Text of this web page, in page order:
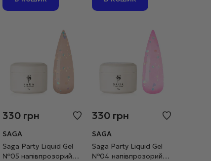
330 грн
SAGA
Saga Party Liquid Gel
№05 напівпрозорий
330 грн
SAGA
Saga Party Liquid Gel
№04 напівпрозорий